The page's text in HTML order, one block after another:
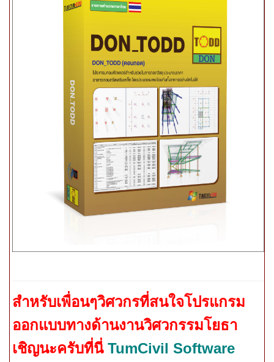
สำหรับเพื่อนๆวิศวกรที่สนใจโปรแกรม
ออกแบบทางด้านงานวิศวกรรมโยธา
เชิญนะครับที่นี่ TumCivil Software